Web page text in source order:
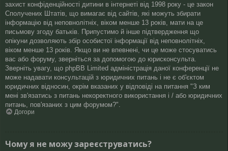
захист конфіденційності дитини в інтернеті від 1998 року - це закон
Сполучених Штатів, що вимагає від сайтів, які можуть збирати
інформацію від неповнолітніх, віком менше 13 років, мати на це
письмову згоду батьків. Припустимо й інше підтвердження що
опікуни дозволяють збір особистої інформації від неповнолітніх,
віком менше 13 років. Якщо ви не впевнені, чи це може стосуватись
вас або форуму, зверніться за допомогою до юрисконсульта.
Зверніть увагу, що phpBB Limited адміністрація даної конференції не
може надавати консультацій з юридичних питань і не є об'єктом
юридичних відносин, окрім вказаних у відповіді на питання "З ким
мені зв'язатись з питань некоректного використання і / або юридичних
питань, пов'язаних з цим форумом?".
Догори
Чому я не можу зареєструватись?